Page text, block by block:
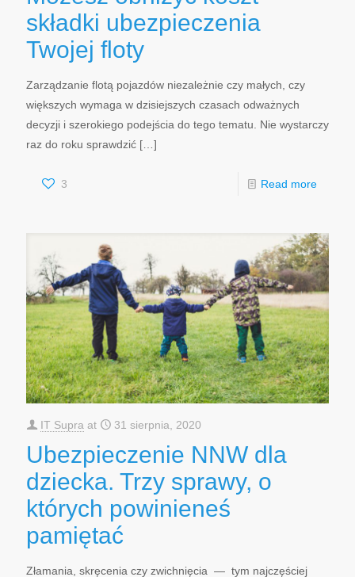
składki ubezpieczenia
Twojej floty
Zarządzanie flotą pojazdów niezależnie czy małych, czy
większych wymaga w dzisiejszych czasach odważnych
decyzji i szerokiego podejścia do tego tematu. Nie wystarczy
raz do roku sprawdzić […]
3 Read more
IT Supra at 31 sierpnia, 2020
Ubezpieczenie NNW dla
dziecka. Trzy sprawy, o
których powinieneś
pamiętać
Złamania, skręcenia czy zwichnięcia — tym najczęściej